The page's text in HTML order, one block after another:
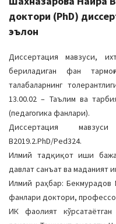
a
t
i
o
n
доктори (PhD)
эълон
Диссертация мавзуси,
бериладиган фан
талабаларнинг
13.00.02 – Таълим ва
(педагогика фанлари).
Диссертация
В2019.2.PhD/Ped324.
Илмий тадқиқот иши
давлат санъат ва маданият
Илмий раҳбар: Бекмурадов
фанлари доктори,
ИК фаолият